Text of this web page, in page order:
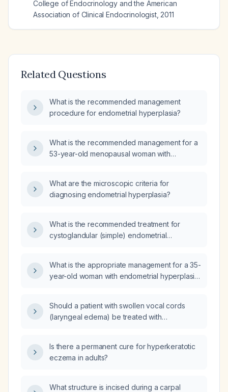
College of Endocrinology and the American
Association of Clinical Endocrinologist, 2011
Related Questions
What is the recommended management
procedure for endometrial hyperplasia?
What is the recommended management for a
53-year-old menopausal woman with
What are the microscopic criteria for
diagnosing endometrial hyperplasia?
What is the recommended treatment for
cystoglandular (simple) endometrial
What is the appropriate management for a 35-
year-old woman with endometrial hyperplasia
Should a patient with swollen vocal cords
(laryngeal edema) be treated with
Is there a permanent cure for hyperkeratotic
eczema in adults?
What structure is incised during a carpal